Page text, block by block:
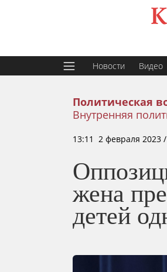
Новости Видео
Политическая
Внутренняя
13:11 2 февраля 2023
жена
детей